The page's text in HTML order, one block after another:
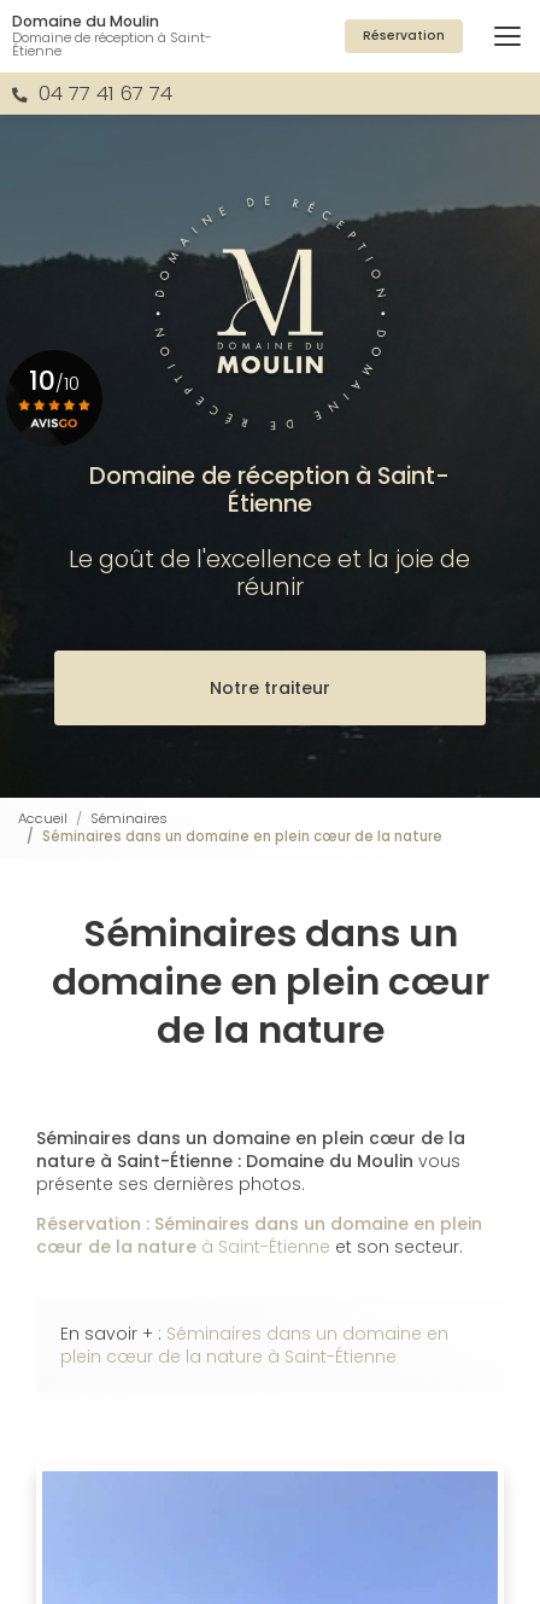
Aller
au
contenu
principal04 77 41 67 74
Domaine du Moulin
Domaine de réception à Saint-
Étienne
Réservation
Domaine de réception à Saint-
Étienne
Le goût de l'excellence et la joie de
réunir
Notre traiteur
10/10
Accueil
Séminaires
Séminaires dans un domaine en plein cœur de la nature
Séminaires dans un
domaine en plein cœur
de la nature
Séminaires dans un domaine en plein cœur de la
nature à Saint-Étienne : Domaine du Moulin vous
présente ses dernières photos.
Réservation : Séminaires dans un domaine en plein
cœur de la nature à Saint-Étienne et son secteur.
En savoir + : Séminaires dans un domaine en
plein cœur de la nature à Saint-Étienne